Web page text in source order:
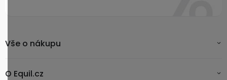
Vše o nákupu
O Equil.cz